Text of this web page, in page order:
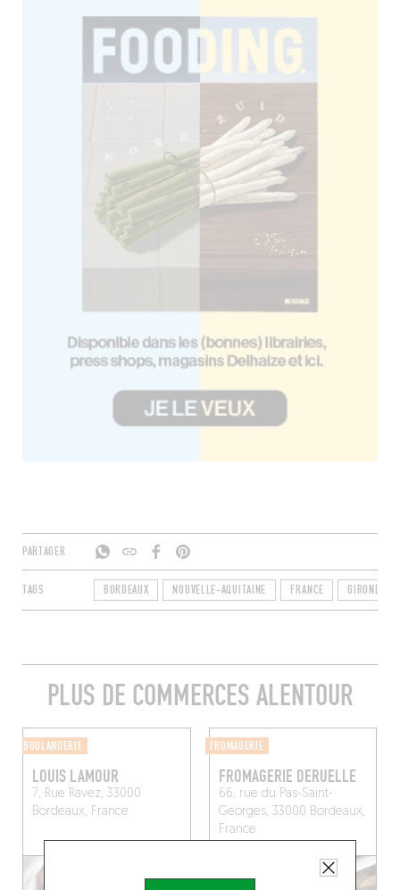
PARTAGER
TAGS BORDEAUX NOUVELLE-AQUITAINE FRANCE GIRONDE
PLUS DE COMMERCES ALENTOUR
BOULANGERIE
LOUIS LAMOUR
7, Rue Ravez, 33000
Bordeaux, France
FROMAGERIE
FROMAGERIE DERUELLE
66, rue du Pas-Saint-
Georges, 33000 Bordeaux,
France